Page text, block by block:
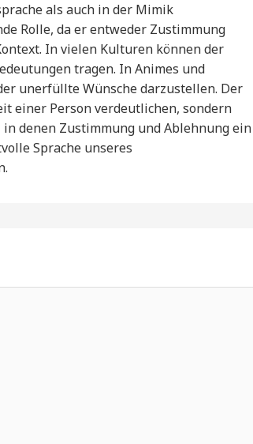
als auch in der Mimik
Rolle, da er entweder Zustimmung
In vielen Kulturen können der
tragen. In Animes und
unerfüllte Wünsche darzustellen. Der
einer Person verdeutlichen, sondern
denen Zustimmung und Ablehnung ein
Sprache unseres